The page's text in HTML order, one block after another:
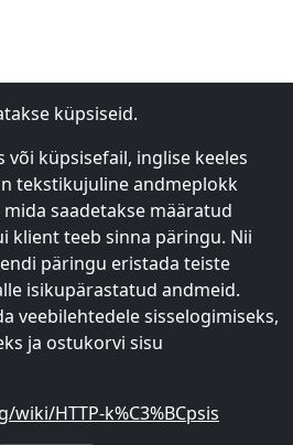
küpsiseid.
või küpsisefail, inglise keeles
tekstikujuline andmeplokk
saadetakse määratud
klient teeb sinna päringu. Nii
päringu eristada teiste
isikupärastatud andmeid.
veebilehtedele sisselogimiseks,
ja ostukorvi sisu
HTTP-k%C3%BCpsis